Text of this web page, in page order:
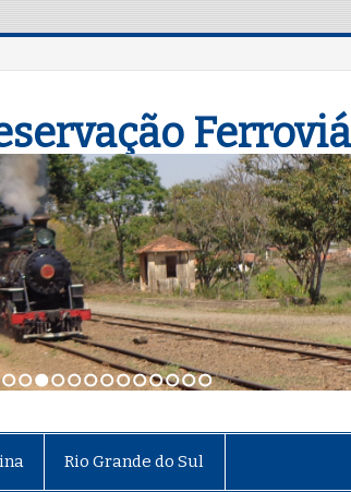
1 2 3 4 5 6 7 8 910111213
Rio Grande do Sul